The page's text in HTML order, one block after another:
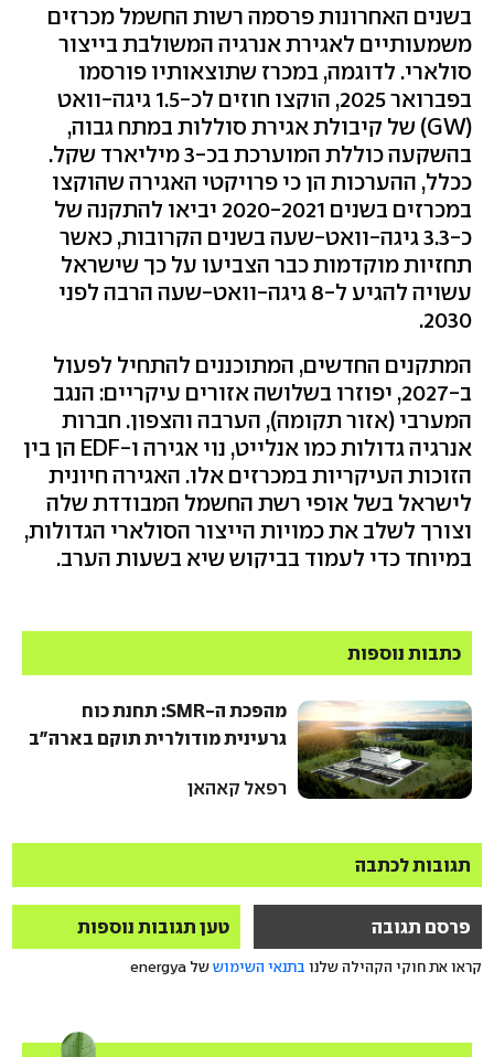
בשנים האחרונות פרסמה רשות החשמל מכרזים
משמעותיים לאגירת אנרגיה המשולבת בייצור
סולארי. לדוגמה, במכרז שתוצאותיו פורסמו
בפברואר 2025, הוקצו חוזים לכ-1.5 גיגה-וואט
(
GW) של קיבולת אגירת סוללות במתח גבוה,
בהשקעה כוללת המוערכת בכ-3 מיליארד שקל.
ככלל, ההערכות הן כי פרויקטי האגירה שהוקצו
במכרזים בשנים 2020-2021 יביאו להתקנה של
כ-3.3 גיגה-וואט-שעה בשנים הקרובות, כאשר
תחזיות מוקדמות כבר הצביעו על כך שישראל
עשויה להגיע ל-8 גיגה-וואט-שעה הרבה לפני
2030.
המתקנים החדשים, המתוכננים להתחיל לפעול
ב-2027, יפוזרו בשלושה אזורים עיקריים: הנגב
המערבי (אזור תקומה), הערבה והצפון. חברות
אנרגיה גדולות כמו אנלייט, נוי אגירה ו-EDF הן בין
הזוכות העיקריות במכרזים אלו. האגירה חיונית
לישראל בשל אופי רשת החשמל המבודדת שלה
וצורך לשלב את כמויות הייצור הסולארי הגדולות,
במיוחד כדי לעמוד בביקוש שיא בשעות הערב.
כתבות נוספות
מהפכת ה-SMR: תחנת כוח
גרעינית מודולרית תוקם בארה"ב
רפאל קאהאן
תגובות לכתבה
פרסם תגובה טען תגובות נוספות
קראו את חוקי הקהילה שלנו בתנאי השימוששל energya